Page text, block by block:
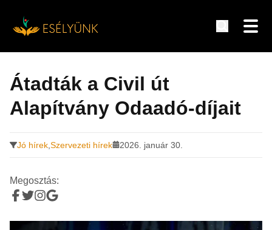
tartalomra
Átadták a Civil út
Alapítvány Odaadó-díjait
Jó hírek Szervezeti hírek 2026. január 30.
Megosztás: